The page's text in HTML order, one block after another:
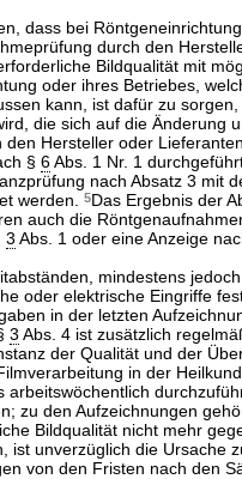
dass bei
durch den
Bildqualität mit
oder ihres Betriebes,
kann, ist dafür zu
die sich auf die Änderung
den Hersteller oder
§ 6Abs. 1 Nr. 1
nach Absatz 3 mit
werden.
5Das Ergebnis der
auch die
3 Abs. 1 oder eine Anzeige
mindestens
oder elektrische Eingriffe
in der letzten
3 Abs. 4 ist zusätzlich
der Qualität und der
in der
zu den Aufzeichnungen
Bildqualität nicht mehr
ist unverzüglich die Ursache
von den Fristen nach den